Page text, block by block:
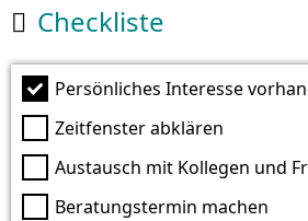
 Checkliste
Persönliches Interesse
Zeitfenster abklären
Austausch mit Kollegen und
Beratungstermin machen